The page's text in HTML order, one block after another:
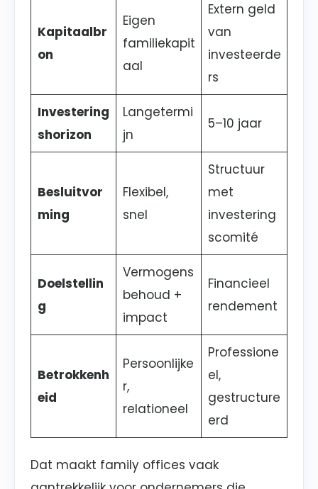
Kapitaalbr
on
Eigen
familiekapit
aal
Extern geld
van
investeerde
rs
Investering
shorizon
Langetermi
jn
5–10 jaar
Besluitvor
ming
Flexibel,
snel
Structuur
met
investering
scomité
Doelstellin
g
Vermogens
behoud +
impact
Financieel
rendement
Betrokkenh
eid
Persoonlijke
r,
relationeel
Professione
el,
gestructure
erd
Dat maakt family offices vaak